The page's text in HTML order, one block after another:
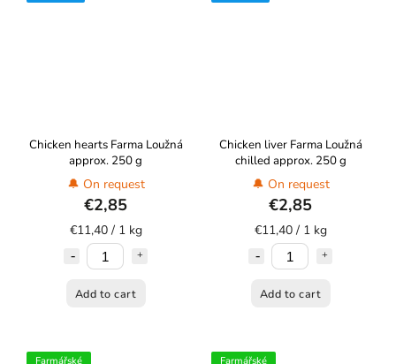
Chicken hearts Farma Loužná
approx. 250 g
🔔 On request
€2,85
€11,40 / 1 kg
Add to cart
Chicken liver Farma Loužná
chilled approx. 250 g
🔔 On request
€2,85
€11,40 / 1 kg
Add to cart
Farmářské
Farmářské